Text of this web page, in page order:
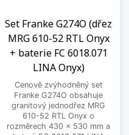
Set Franke G274O (dřez
MRG 610-52 RTL Onyx
+ baterie FC 6018.071
LINA Onyx)
Cenově zvýhodněný set
Franke G274O obsahuje
granitový jednodřez MRG
610-52 RTL Onyx o
rozměrech 430 x 530 mm a